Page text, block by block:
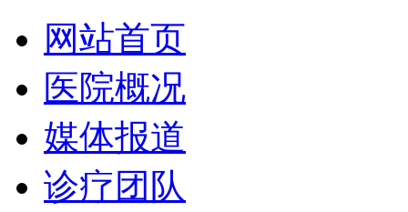
网站首页
医院概况
媒体报道
诊疗团队